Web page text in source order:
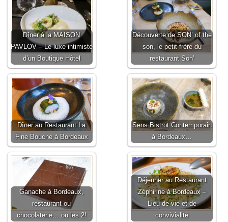
Dîner à la MAISON
PAVLOV – Le luxe intimiste
d’un Boutique Hôtel
Découverte de SON’ of the
son, le petit frère du
restaurant Son’
Dîner au Restaurant La
Fine Bouche à Bordeaux
Sens Bistrot Contemporain
à Bordeaux…
Ganache à Bordeaux,
restaurant ou
chocolaterie… ou les 2!
Déjeuner au Restaurant
Zéphirine à Bordeaux –
Lieu de vie et de
convivialité